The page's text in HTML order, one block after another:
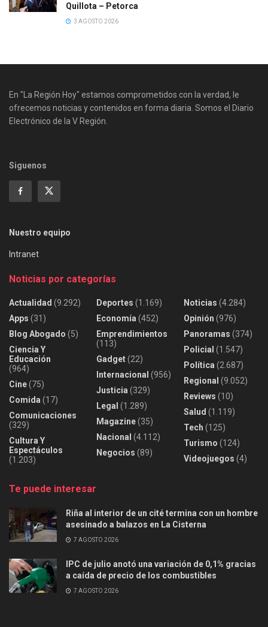
Quillota – Petorca
3 AGOSTO 2026
En "La Región Hoy" estamos comprometidos con la verdad, le
ofrecemos noticias y contenidos en forma diaria. Somos el Diario
Electrónico de la V Región.
Siguenos
Nuestro equipo
Intranet
Noticias por categorías
Actualidad (9.292)
Apps (31)
Blog Abogado (5)
Ciencia Y
Educación
(964)
Cine(75)
Comida (17)
Comunicaciones
(329)
Cultura Y
Espectáculos
(1.203)
Deportes (1.169)
Economía (452)
Emprendimientos
(113)
Gadget(22)
Internacional (956)
Justicia (329)
Legal (1.289)
Magazine(35)
Nacional (4.112)
Negocios (89)
Noticias (4.284)
Opinión (976)
Panoramas (374)
Policial (1.547)
Política (2.687)
Regional (9.052)
Reviews (10)
Salud (1.119)
Tech (125)
Turismo (124)
Videojuegos (4)
Te puede interesar
Riña al interior de un cité termina con un hombre
asesinado a balazos en La Cisterna
7 AGOSTO 2026
IPC de julio anotó una variación de 0,1% gracias
a caída de precio de los combustibles
7 AGOSTO 2026